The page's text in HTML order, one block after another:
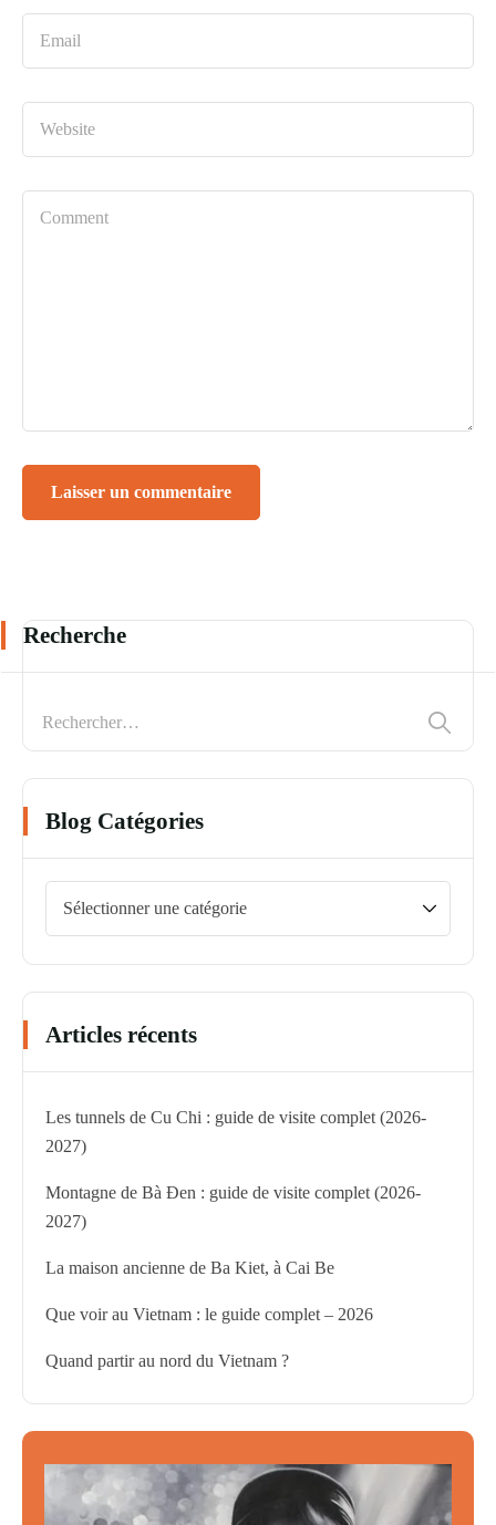
Recherche
Blog Catégories
Articles récents
Les tunnels de Cu Chi : guide de visite complet (2026-
2027)
Montagne de Bà Đen : guide de visite complet (2026-
2027)
La maison ancienne de Ba Kiet, à Cai Be
Que voir au Vietnam : le guide complet – 2026
Quand partir au nord du Vietnam ?